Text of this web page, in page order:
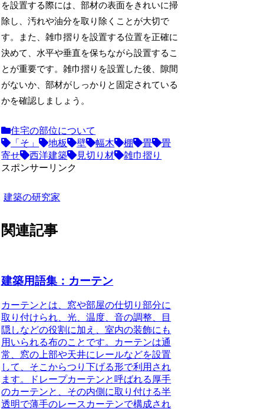
を設置する際には、部材の表面をきれいに掃
除し、汚れや油分を取り除くことが大切で
す。また、雑巾摺りを設置する位置を正確に
決めて、水平や垂直を保ちながら設置するこ
とが重要です。雑巾摺りを設置した後、隙間
がないか、部材がしっかりと固定されている
かを確認しましょう。
住宅の部位について
「そ」
地板 壁 幅木 棚 畳
畳
寄せ
西洋建築 見切り材
雑巾摺り
スポンサーリンク
建築の研究家
関連記事
建築用語集：カーテン
カーテンとは、 窓や部屋の仕切り部分に
取り付けられ、光、温度、音の調整、目
隠しなどの役割に加え、室内の装飾にも
用いられる布のことです。カーテンは通
常、窓の上部や天井にレールなどを設置
して、そこからつり下げる形で利用され
ます。
ドレープカーテンと呼ばれる厚手
のカーテンと、その内側に取り付ける半
透明で薄手のレースカーテンで構成され